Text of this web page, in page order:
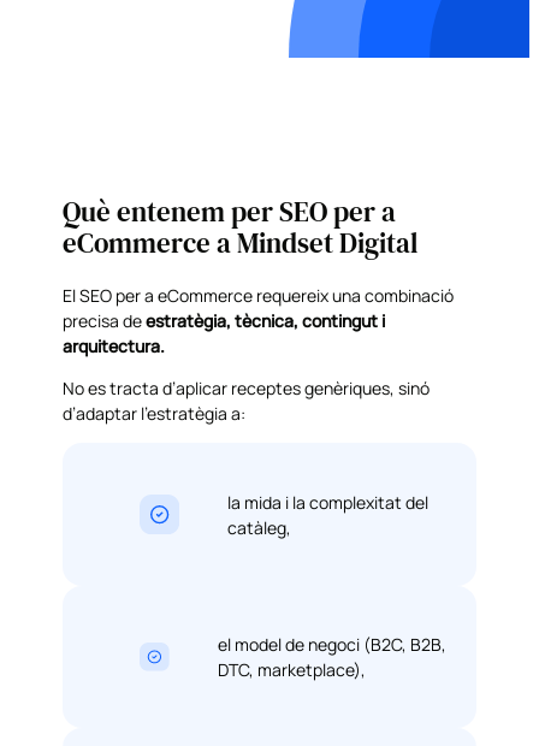
Què entenem per SEO per a
eCommerce a Mindset Digital
El SEO per a eCommerce requereix una combinació
precisa deestratègia, tècnica, contingut i
arquitectura.
No es tracta d’aplicar receptes genèriques, sinó
d’adaptar l’estratègia a:
la mida i la complexitat del
catàleg,
el model de negoci (B2C, B2B,
DTC, marketplace),